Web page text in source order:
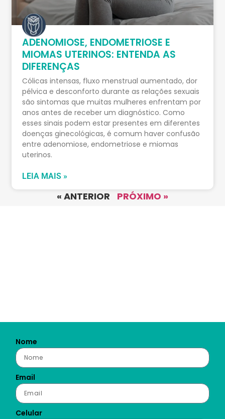
ADENOMIOSE, ENDOMETRIOSE E
MIOMAS UTERINOS: ENTENDA AS
DIFERENÇAS
Cólicas intensas, fluxo menstrual aumentado, dor
pélvica e desconforto durante as relações sexuais
são sintomas que muitas mulheres enfrentam por
anos antes de receber um diagnóstico. Como
esses sinais podem estar presentes em diferentes
doenças ginecológicas, é comum haver confusão
entre adenomiose, endometriose e miomas
uterinos.
LEIA MAIS »
« ANTERIOR PRÓXIMO »
Nome
Email
Celular